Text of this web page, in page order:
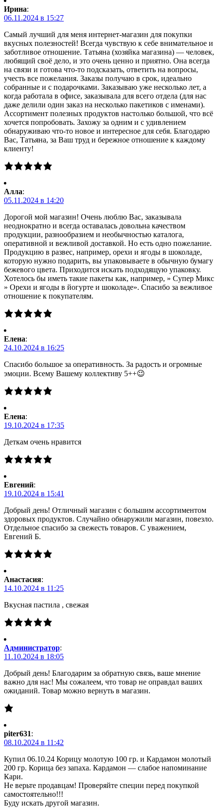
Ирина:
06.11.2024 в 15:27
Самый лучший для меня интернет-магазин для покупки
вкусных полезностей! Всегда чувствую к себе внимательное и
заботливое отношение. Татьяна (хозяйка магазина) — человек,
любящий своё дело, и это очень ценно и приятно. Она всегда
на связи и готова что-то подсказать, ответить на вопросы,
учесть все пожелания. Заказы получаю в срок, идеально
собранные и с подарочками. Заказываю уже несколько лет, а
когда работала в офисе, заказывала для всего отдела (для нас
даже делили один заказ на несколько пакетиков с именами).
Ассортимент полезных продуктов настолько большой, что всё
хочется попробовать. Захожу за одним и с удивлением
обнаруживаю что-то новое и интересное для себя. Благодарю
Вас, Татьяна, за Ваш труд и бережное отношение к каждому
клиенту!
Алла:
05.11.2024 в 14:20
Дорогой мой магазин! Очень люблю Вас, заказывала
неоднократно и всегда оставалась довольна качеством
продукции, разнообразием и необычностью каталога,
оперативной и вежливой доставкой. Но есть одно пожелание.
Продукцию в развес, например, орехи и ягоды в шоколаде,
которую нужно подарить, вы упаковываете в обычную бумагу
бежевого цвета. Приходится искать подходящую упаковку.
Хотелось бы иметь такие пакеты как, например, » Супер Микс
» Орехи и ягоды в йогурте и шоколаде». Спасибо за вежливое
отношение к покупателям.
Елена:
24.10.2024 в 16:25
Спасибо большое за оперативность. За радость и огромные
эмоции. Всему Вашему коллективу 5++😉
Елена:
19.10.2024 в 17:35
Деткам очень нравится
Евгений:
19.10.2024 в 15:41
Добрый день! Отличный магазин с большим ассортиментом
здоровых продуктов. Случайно обнаружили магазин, повезло.
Отдельное спасибо за свежесть товаров. С уважением,
Евгений Б.
Анастасия:
14.10.2024 в 11:25
Вкусная пастила , свежая
Администратор:
11.10.2024 в 18:05
Добрый день! Благодарим за обратную связь, ваше мнение
важно для нас! Мы сожалеем, что товар не оправдал ваших
ожиданий. Товар можно вернуть в магазин.
piter631:
08.10.2024 в 11:42
Купил 06.10.24 Корицу молотую 100 гр. и Кардамон молотый
200 гр. Корица без запаха. Кардамон — слабое напоминание
Кари.
Не верьте продавцам! Проверяйте специи перед покупкой
самостоятельно!!!
Буду искать другой магазин.